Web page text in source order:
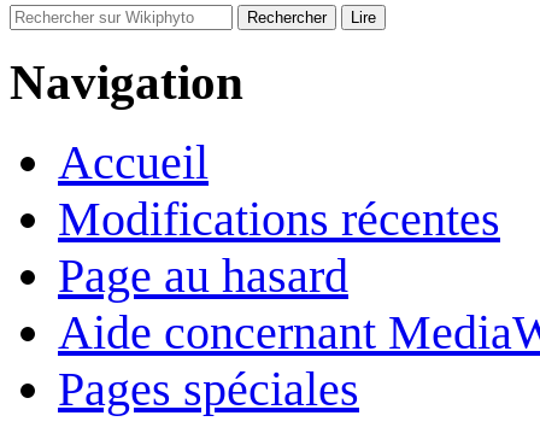
Navigation
Accueil
Modifications récentes
Page au hasard
Aide concernant
Pages spéciales